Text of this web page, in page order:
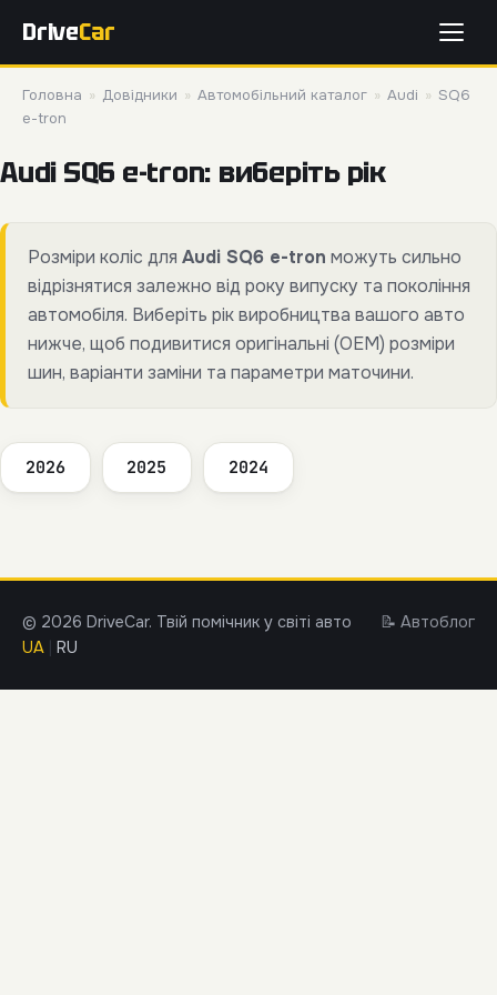
DriveCar
Головна » Довідники » Автомобільний каталог » Audi » SQ6
e-tron
Audi SQ6 e-tron: виберіть рік
Розміри коліс для Audi SQ6 e-tron можуть сильно
відрізнятися залежно від року випуску та покоління
автомобіля. Виберіть рік виробництва вашого авто
нижче, щоб подивитися оригінальні (OEM) розміри
шин, варіанти заміни та параметри маточини.
2026 2025 2024
© 2026 DriveCar. Твій помічник у світі авто
📝 Автоблог
UA
RU